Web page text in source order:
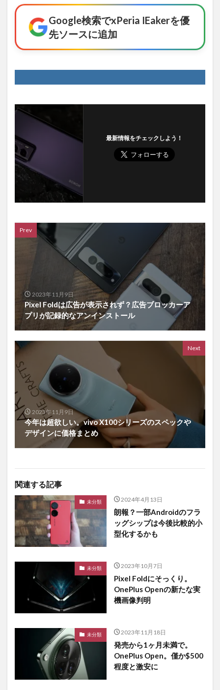
Google検索でxPeria IEakerを優
先ソースに追加
最新情報をチェックしよう！
Prev
2023年11月9日
Pixel Foldは広告が表示されず？広告ブロッカーア
プリが記録的なアンインストール
Next
2023年11月9日
今年は超欲しい。vivo X100シリーズのスペックや
デザインに価格まとめ
関連する記事
未分類 2024年4月13日
朗報？一部Androidのフラ
ッグシップは今後比較的小
型化するかも
未分類 2023年10月7日
Pixel Foldにそっくり。
OnePlus Openの新たな実
機画像判明
未分類 2023年11月18日
発売から1ヶ月未満で。
OnePlus Open。僅か$500
程度と激安に